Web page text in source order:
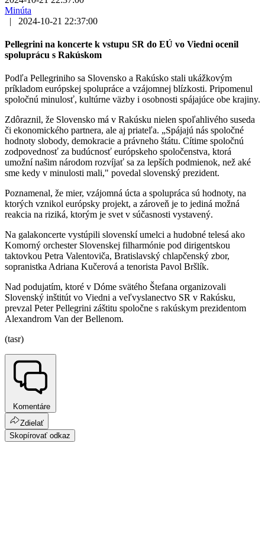
Minúta
|
2024-10-21 22:37:00
Pellegrini na koncerte k vstupu SR do EÚ vo Viedni ocenil
spoluprácu s Rakúskom
Podľa Pellegriniho sa Slovensko a Rakúsko stali ukážkovým
príkladom európskej spolupráce a vzájomnej blízkosti. Pripomenul
spoločnú minulosť, kultúrne väzby i osobnosti spájajúce obe krajiny.
Zdôraznil, že Slovensko má v Rakúsku nielen spoľahlivého suseda
či ekonomického partnera, ale aj priateľa. „Spájajú nás spoločné
hodnoty slobody, demokracie a právneho štátu. Cítime spoločnú
zodpovednosť za budúcnosť európskeho spoločenstva, ktorá
umožní našim národom rozvíjať sa za lepších podmienok, než aké
sme kedy v minulosti mali," povedal slovenský prezident.
Poznamenal, že mier, vzájomná úcta a spolupráca sú hodnoty, na
ktorých vznikol európsky projekt, a zároveň je to jediná možná
reakcia na riziká, ktorým je svet v súčasnosti vystavený.
Na galakoncerte vystúpili slovenskí umelci a hudobné telesá ako
Komorný orchester Slovenskej filharmónie pod dirigentskou
taktovkou Petra Valentoviča, Bratislavský chlapčenský zbor,
sopranistka Adriana Kučerová a tenorista Pavol Bršlík.
Nad podujatím, ktoré v Dóme svätého Štefana organizovali
Slovenský inštitút vo Viedni a veľvyslanectvo SR v Rakúsku,
prevzal Peter Pellegrini záštitu spoločne s rakúskym prezidentom
Alexandrom Van der Bellenom.
(tasr)
Komentáre
Zdielať
Skopírovať odkaz